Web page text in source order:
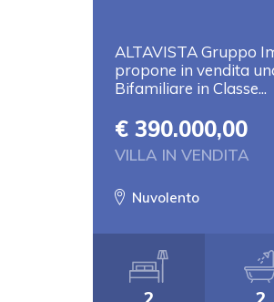
ALTAVISTA Gruppo
propone in vendita
Bifamiliare in Classe...
€ 390.000,00
VILLA IN VENDITA
Nuvolento